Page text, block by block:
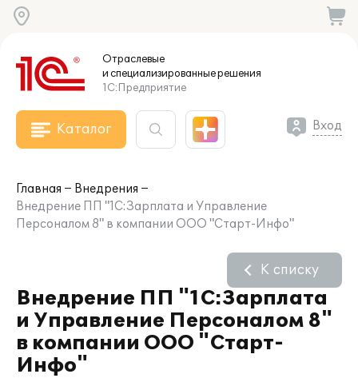
Отраслевые
и специализированныерешения
1С:Предприятие
Каталог Вход
Главная
Внедрения
Внедрение ПП "1С:Зарплата и Управление
Персоналом 8" в компании ООО "Старт-Инфо"
Внедрение ПП "1С:Зарплата
и Управление Персоналом 8"
в компании ООО "Старт-
Инфо"
К списку